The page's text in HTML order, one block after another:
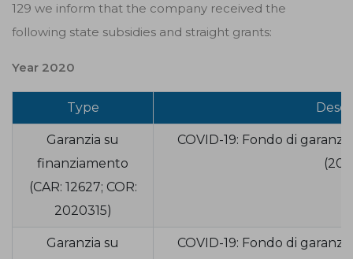
129 we inform that the company received the
following state subsidies and straight grants:
Year 2020
Type
Garanzia su
finanziamento
(CAR: 12627; COR:
2020315)
COVID-19: Fondo di
Garanzia su
COVID-19: Fondo di